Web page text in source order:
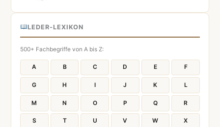
LEDER-LEXIKON
500+ Fachbegriffe von A bis Z:
A B C D E F
G H I J K L
M N O P Q R
S T U V W X